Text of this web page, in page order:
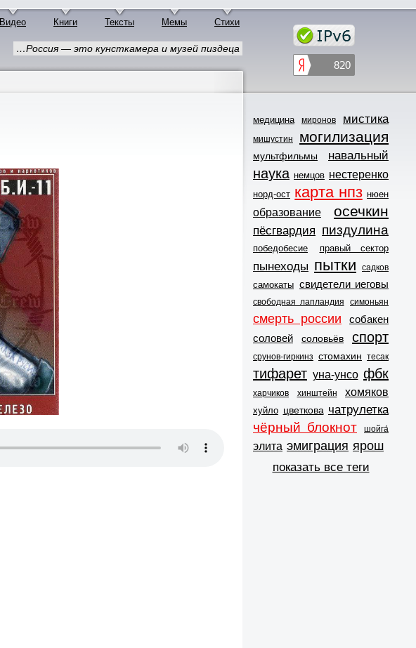
Видео Книги Тексты Мемы Стихи
…Россия — это кунсткамера и музей пиздеца
медицина миронов мистика
мишустин могилизация
мультфильмы навальный
наука немцов нестеренко
норд-ост карта нпз нюен
образование осечкин
пёсгвардия пиздулина
победобесие правый сектор
пынеходы пытки садков
самокаты свидетели иеговы
свободная лапландия симоньян
смерть россии
собакен
соловей
соловьёв спорт
срунов-гиркинз стомахин тесак
тифарет уна-унсо фбк
харчиков хинштейн хомяков
хуйло цветкова чатрулетка
чёрный блокнот шойга́
элита эмиграция ярош
показать все теги